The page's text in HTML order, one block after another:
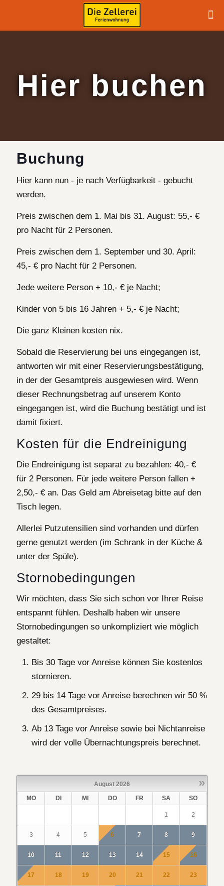
Hier buchen
Buchung
Hier kann nun - je nach Verfügbarkeit - gebucht
werden.
Preis zwischen dem 1. Mai bis 31. August: 55,- €
pro Nacht für 2 Personen.
Preis zwischen dem 1. September und 30. April:
45,- € pro Nacht für 2 Personen.
Jede weitere Person + 10,- € je Nacht;
Kinder von 5 bis 16 Jahren + 5,- € je Nacht;
Die ganz Kleinen kosten nix.
Sobald die Reservierung bei uns eingegangen ist,
antworten wir mit einer Reservierungsbestätigung,
in der der Gesamtpreis ausgewiesen wird. Wenn
dieser Rechnungsbetrag auf unserem Konto
eingegangen ist, wird die Buchung bestätigt und ist
damit fixiert.
Kosten für die Endreinigung
Die Endreinigung ist separat zu bezahlen: 40,- €
für 2 Personen. Für jede weitere Person fallen +
2,50,- € an. Das Geld am Abreisetag bitte auf den
Tisch legen.
Allerlei Putzutensilien sind vorhanden und dürfen
gerne genutzt werden (im Schrank in der Küche &
unter der Spüle).
Stornobedingungen
Wir möchten, dass Sie sich schon vor Ihrer Reise
entspannt fühlen. Deshalb haben wir unsere
Stornobedingungen so unkompliziert wie möglich
gestaltet:
Bis 30 Tage vor Anreise können Sie kostenlos
stornieren.
29 bis 14 Tage vor Anreise berechnen wir 50 %
des Gesamtpreises.
Ab 13 Tage vor Anreise sowie bei Nichtanreise
wird der volle Übernachtungspreis berechnet.
»
August 2026
MO
DI MI DO FR SA SO
1 2
3 4 5 6 7 8 9
10 11 12 13 14 15 16
17 18 19 20 21 22 23